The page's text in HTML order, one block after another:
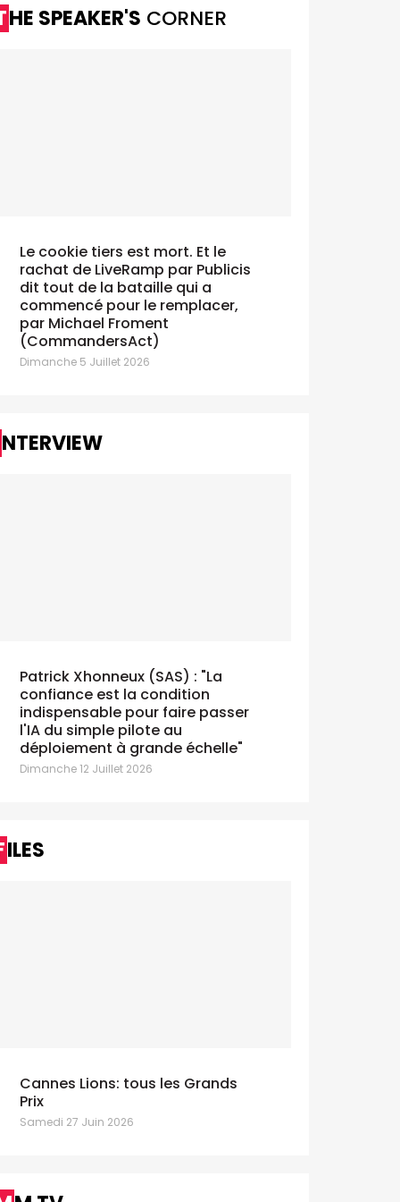
La VRT numérise son rapport annuel
avec Bridgeneers
Lundi 13 Juillet 2026
THE SPEAKER'S CORNER
Le cookie tiers est mort. Et le
rachat de LiveRamp par Publicis
dit tout de la bataille qui a
commencé pour le remplacer,
par Michael Froment
(CommandersAct)
Dimanche 5 Juillet 2026
INTERVIEW
Patrick Xhonneux (SAS) : "La
confiance est la condition
indispensable pour faire passer
l'IA du simple pilote au
déploiement à grande échelle"
Dimanche 12 Juillet 2026
FILES
Cannes Lions: tous les Grands
Prix
Samedi 27 Juin 2026